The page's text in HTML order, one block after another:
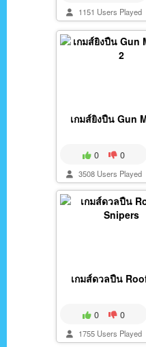
1151 Users Played
เกมส์ยิงปืน Gun
0 0
3508 Users Played
เกมส์ดวลปืน
0 0
1755 Users Played